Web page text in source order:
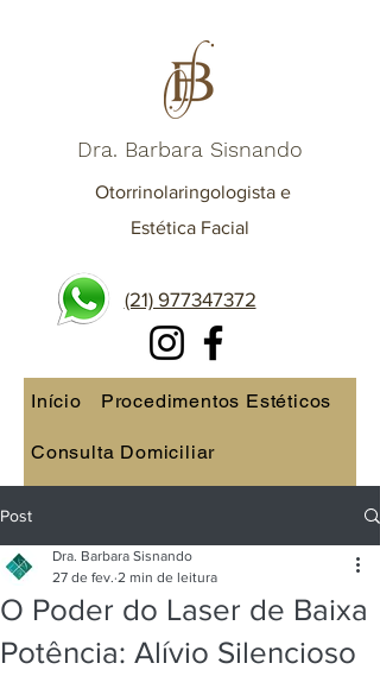
Dra. Barbara Sisnando
Otorrinolaringologista e
Estética Facial
(21) 977347372
Início Procedimentos Estéticos
Consulta Domiciliar
Artigos de Saúde
Sobre mim
Post
O Poder do Laser de Baixa
Potência: Alívio Silencioso
Dra. Barbara Sisnando
27 de fev. 2 min de leitura